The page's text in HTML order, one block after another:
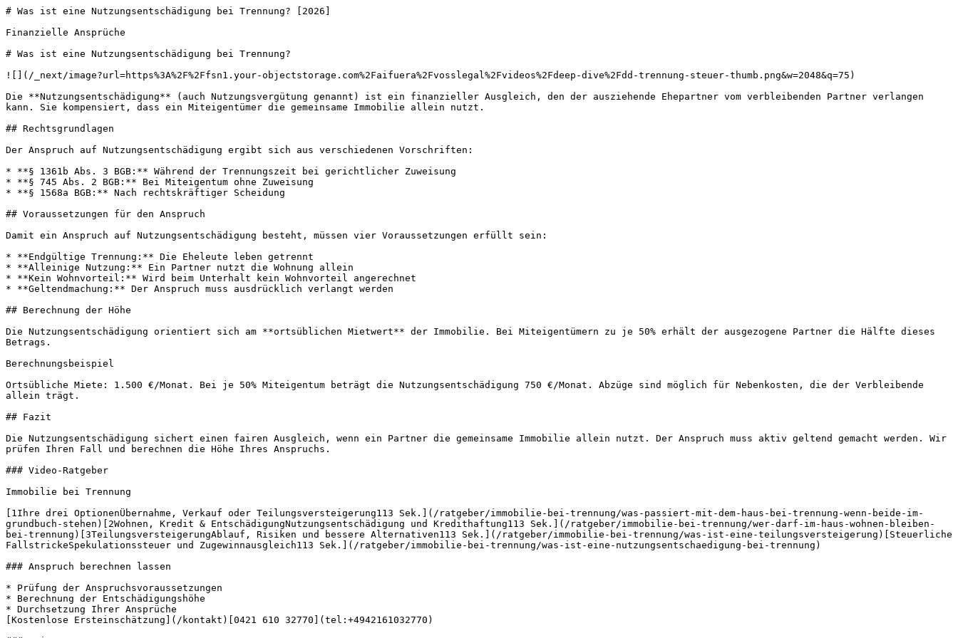
# Was ist eine Nutzungsentschädigung bei Trennung? [2026]
Finanzielle Ansprüche
# Was ist eine Nutzungsentschädigung bei Trennung?
![](/_next/image?url=https%3A%2F%2Ffsn1.your-objectstorage.com%2Faifuera%2Fvosslegal%2Fvideos%2Fdeep-dive%2Fdd-trennung-steuer-thumb.png&w=2048&q=75)
Die **Nutzungsentschädigung** (auch Nutzungsvergütung genannt) ist ein finanzieller Ausgleich, den der ausziehende Ehepartner vom verbleibenden Partner verlangen
kann. Sie kompensiert, dass ein Miteigentümer die gemeinsame Immobilie allein nutzt.
## Rechtsgrundlagen
Der Anspruch auf Nutzungsentschädigung ergibt sich aus verschiedenen Vorschriften:
* **§ 1361b Abs. 3 BGB:** Während der Trennungszeit bei gerichtlicher Zuweisung
* **§ 745 Abs. 2 BGB:** Bei Miteigentum ohne Zuweisung
* **§ 1568a BGB:** Nach rechtskräftiger Scheidung
## Voraussetzungen für den Anspruch
Damit ein Anspruch auf Nutzungsentschädigung besteht, müssen vier Voraussetzungen erfüllt sein:
* **Endgültige Trennung:** Die Eheleute leben getrennt
* **Alleinige Nutzung:** Ein Partner nutzt die Wohnung allein
* **Kein Wohnvorteil:** Wird beim Unterhalt kein Wohnvorteil angerechnet
* **Geltendmachung:** Der Anspruch muss ausdrücklich verlangt werden
## Berechnung der Höhe
Die Nutzungsentschädigung orientiert sich am **ortsüblichen Mietwert** der Immobilie. Bei Miteigentümern zu je 50% erhält der ausgezogene Partner die Hälfte dieses
Betrags.
Berechnungsbeispiel
Ortsübliche Miete: 1.500 €/Monat. Bei je 50% Miteigentum beträgt die Nutzungsentschädigung 750 €/Monat. Abzüge sind möglich für Nebenkosten, die der Verbleibende
allein trägt.
## Fazit
Die Nutzungsentschädigung sichert einen fairen Ausgleich, wenn ein Partner die gemeinsame Immobilie allein nutzt. Der Anspruch muss aktiv geltend gemacht werden. Wir
prüfen Ihren Fall und berechnen die Höhe Ihres Anspruchs.
### Video-Ratgeber
Immobilie bei Trennung
[1Ihre drei OptionenÜbernahme, Verkauf oder Teilungsversteigerung113 Sek.](/ratgeber/immobilie-bei-trennung/was-passiert-mit-dem-haus-bei-trennung-wenn-beide-im-
grundbuch-stehen)[2Wohnen, Kredit & EntschädigungNutzungsentschädigung und Kredithaftung113 Sek.](/ratgeber/immobilie-bei-trennung/wer-darf-im-haus-wohnen-bleiben-
bei-trennung)[3TeilungsversteigerungAblauf, Risiken und bessere Alternativen113 Sek.](/ratgeber/immobilie-bei-trennung/was-ist-eine-teilungsversteigerung)[Steuerliche
FallstrickeSpekulationssteuer und Zugewinnausgleich113 Sek.](/ratgeber/immobilie-bei-trennung/was-ist-eine-nutzungsentschaedigung-bei-trennung)
### Anspruch berechnen lassen
* Prüfung der Anspruchsvoraussetzungen
* Berechnung der Entschädigungshöhe
* Durchsetzung Ihrer Ansprüche
[Kostenlose Ersteinschätzung](/kontakt)[0421 610 32770](tel:+4942161032770)